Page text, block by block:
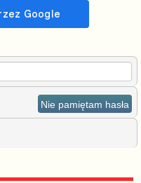
Nie pamiętam hasła